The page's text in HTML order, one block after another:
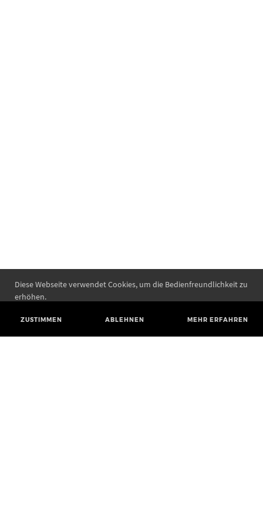
Diese Webseite verwendet Cookies, um die Bedienfreundlichkeit zu
erhöhen.
ZUSTIMMEN ABLEHNEN MEHR ERFAHREN